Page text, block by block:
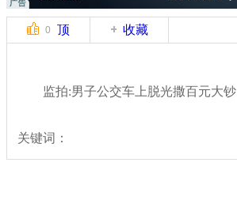
0 顶 收藏
监拍:男子公交车上脱光撒百元大钞
关键词：